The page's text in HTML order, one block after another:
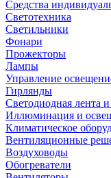
Средства
Светотехника
Светильники
Фонари
Прожекторы
Лампы
Управление
Гирлянды
Светодиодная лента
Иллюминация и
Климатическое
Вентиляционные
Воздуховоды
Обогреватели